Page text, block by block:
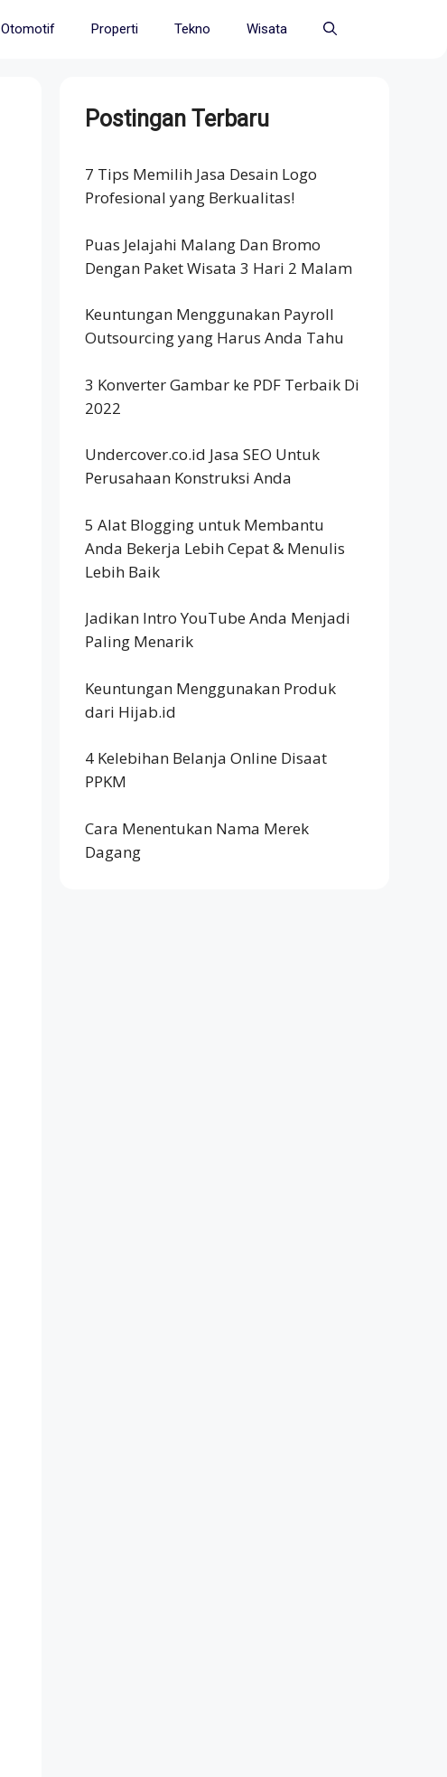
Otomotif Properti Tekno Wisata
Postingan Terbaru
7 Tips Memilih Jasa Desain Logo
Profesional yang Berkualitas!
Puas Jelajahi Malang Dan Bromo
Dengan Paket Wisata 3 Hari 2 Malam
Keuntungan Menggunakan Payroll
Outsourcing yang Harus Anda Tahu
3 Konverter Gambar ke PDF Terbaik Di
2022
Undercover.co.id Jasa SEO Untuk
Perusahaan Konstruksi Anda
5 Alat Blogging untuk Membantu
Anda Bekerja Lebih Cepat & Menulis
Lebih Baik
Jadikan Intro YouTube Anda Menjadi
Paling Menarik
Keuntungan Menggunakan Produk
dari Hijab.id
4 Kelebihan Belanja Online Disaat
PPKM
Cara Menentukan Nama Merek
Dagang